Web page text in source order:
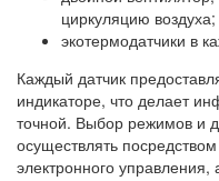
циркуляцию воздуха;
экотермодатчики в
Каждый датчик
индикаторе, что делает
точной. Выбор режимов и
осуществлять
электронного управления,